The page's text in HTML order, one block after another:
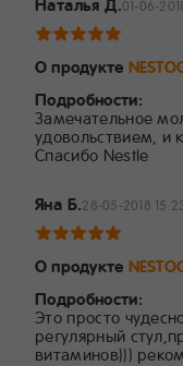
Наталья Д.01-06-
О продукте
Подробности:
Замечательное
удовольствием, и
Спасибо Nestle
Яна Б.28-05-2018
О продукте
Подробности:
Это просто
регулярный
витаминов)))